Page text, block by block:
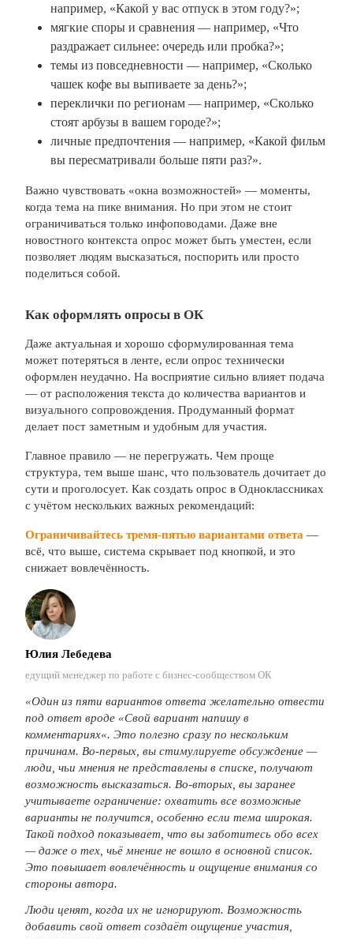
например, «Какой у вас отпуск в этом году?»;
мягкие споры и сравнения — например, «Что
раздражает сильнее: очередь или пробка?»;
темы из повседневности — например, «Сколько
чашек кофе вы выпиваете за день?»;
переклички по регионам — например, «Сколько
стоят арбузы в вашем городе?»;
личные предпочтения — например, «Какой фильм
вы пересматривали больше пяти раз?».
Важно чувствовать «окна возможностей» — моменты,
когда тема на пике внимания. Но при этом не стоит
ограничиваться только инфоповодами. Даже вне
новостного контекста опрос может быть уместен, если
позволяет людям высказаться, поспорить или просто
поделиться собой.
Как оформлять опросы в ОК
Даже актуальная и хорошо сформулированная тема
может потеряться в ленте, если опрос технически
оформлен неудачно. На восприятие сильно влияет подача
— от расположения текста до количества вариантов и
визуального сопровождения. Продуманный формат
делает пост заметным и удобным для участия.
Главное правило — не перегружать. Чем проще
структура, тем выше шанс, что пользователь дочитает до
сути и проголосует. Как создать опрос в Одноклассниках
с учётом нескольких важных рекомендаций:
Ограничивайтесь тремя-пятью вариантами ответа —
всё, что выше, система скрывает под кнопкой, и это
снижает вовлечённость.
Юлия Лебедева
едущий менеджер по работе с бизнес-сообществом ОК
«Один из пяти вариантов ответа желательно отвести
под ответ вроде «Свой вариант напишу в
комментариях«. Это полезно сразу по нескольким
причинам. Во-первых, вы стимулируете обсуждение —
люди, чьи мнения не представлены в списке, получают
возможность высказаться. Во-вторых, вы заранее
учитываете ограничение: охватить все возможные
варианты не получится, особенно если тема широкая.
Такой подход показывает, что вы заботитесь обо всех
— даже о тех, чьё мнение не вошло в основной список.
Это повышает вовлечённость и ощущение внимания со
стороны автора.
Люди ценят, когда их не игнорируют. Возможность
добавить свой ответ создаёт ощущение участия,